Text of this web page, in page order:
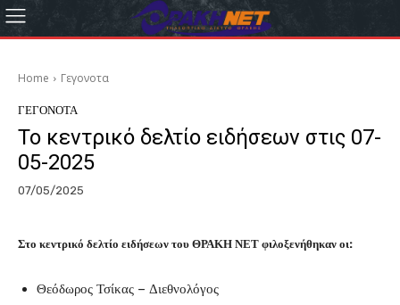
Home Γεγονοτα
ΓΕΓΟΝΟΤΑ
Το κεντρικό δελτίο ειδήσεων στις 07-
05-2025
07/05/2025
Στο κεντρικό δελτίο ειδήσεων του ΘΡΑΚΗ ΝΕΤ φιλοξενήθηκαν οι:
Θεόδωρος Τσίκας – Διεθνολόγος